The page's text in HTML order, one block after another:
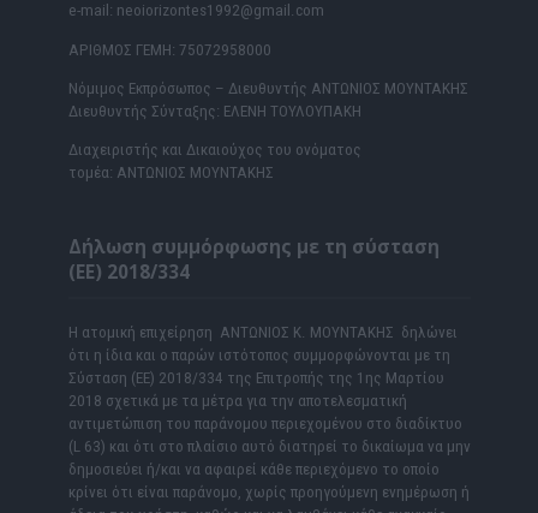
e-mail: neoiorizontes1992@gmail.com
ΑΡΙΘΜΟΣ ΓΕΜΗ: 75072958000
Νόμιμος Εκπρόσωπος – Διευθυντής ΑΝΤΩΝΙΟΣ ΜΟΥΝΤΑΚΗΣ
Διευθυντής Σύνταξης: ΕΛΕΝΗ ΤΟΥΛΟΥΠΑΚΗ
Διαχειριστής και Δικαιούχος του ονόματος
τομέα: ΑΝΤΩΝΙΟΣ ΜΟΥΝΤΑΚΗΣ
Δήλωση συμμόρφωσης με τη σύσταση
(ΕΕ) 2018/334
Η ατομική επιχείρηση ΑΝΤΩΝΙΟΣ Κ. ΜΟΥΝΤΑΚΗΣ δηλώνει
ότι η ίδια και ο παρών ιστότοπος συμμορφώνονται με τη
Σύσταση (ΕΕ) 2018/334 της Επιτροπής της 1ης Μαρτίου
2018 σχετικά με τα μέτρα για την αποτελεσματική
αντιμετώπιση του παράνομου περιεχομένου στο διαδίκτυο
(L 63) και ότι στο πλαίσιο αυτό διατηρεί το δικαίωμα να μην
δημοσιεύει ή/και να αφαιρεί κάθε περιεχόμενο το οποίο
κρίνει ότι είναι παράνομο, χωρίς προηγούμενη ενημέρωση ή